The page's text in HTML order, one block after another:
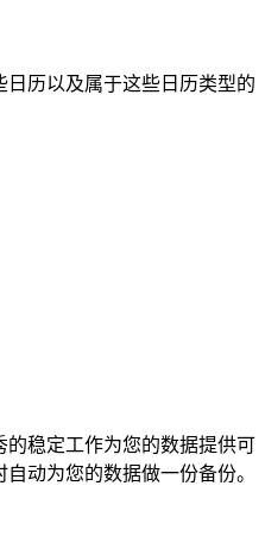
历以及属于这些日历类型的
稳定工作为您的数据提供可
动为您的数据做一份备份。